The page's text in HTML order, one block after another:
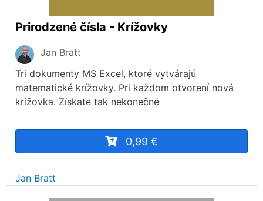
Prirodzené čísla - Krížovky
Jan Bratt
Tri dokumenty MS Excel, ktoré vytvárajú
matematické krížovky. Pri každom otvorení nová
krížovka. Získate tak nekonečné
0,99 €
Jan Bratt